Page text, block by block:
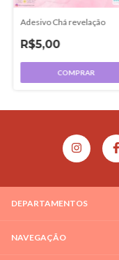
Adesivo Chá revelação
R$5,00
COMPRAR
DEPARTAMENTOS
NAVEGAÇÃO